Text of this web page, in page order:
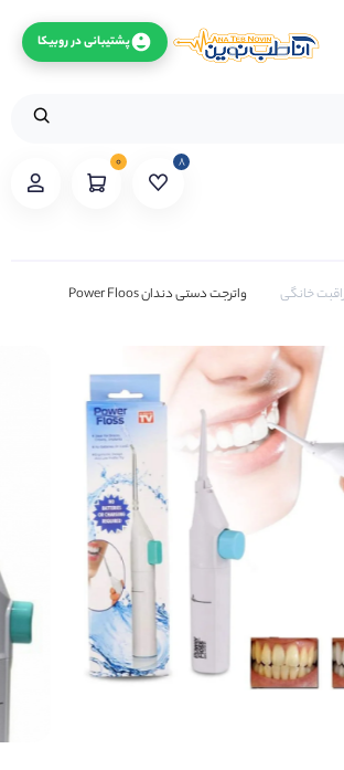
۰ ۸
خانگی واترجت دستی دندان Power Floos
پشتیبانی در روبیکا